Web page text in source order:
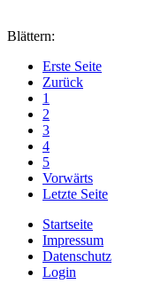
Blättern:
Erste Seite
Zurück
1
2
3
4
5
Vorwärts
Letzte Seite
Startseite
Impressum
Datenschutz
Login